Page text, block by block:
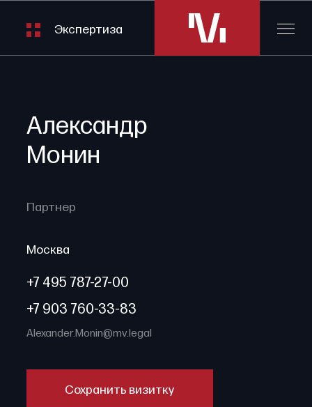
Экспертиза
Александр
Монин
Партнер
Москва
+7 495 787-27-00
+7 903 760-33-83
Alexander.Monin@mv.legal
Сохранить визитку